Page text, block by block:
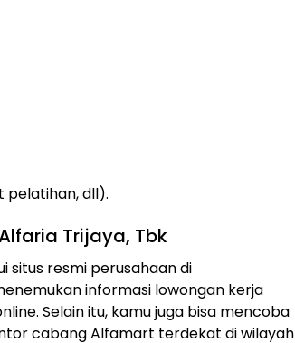
pelatihan, dll).
Trijaya, Tbk
situs resmi perusahaan di
informasi lowongan kerja
Selain itu, kamu juga bisa mencoba
cabang Alfamart terdekat di wilayah